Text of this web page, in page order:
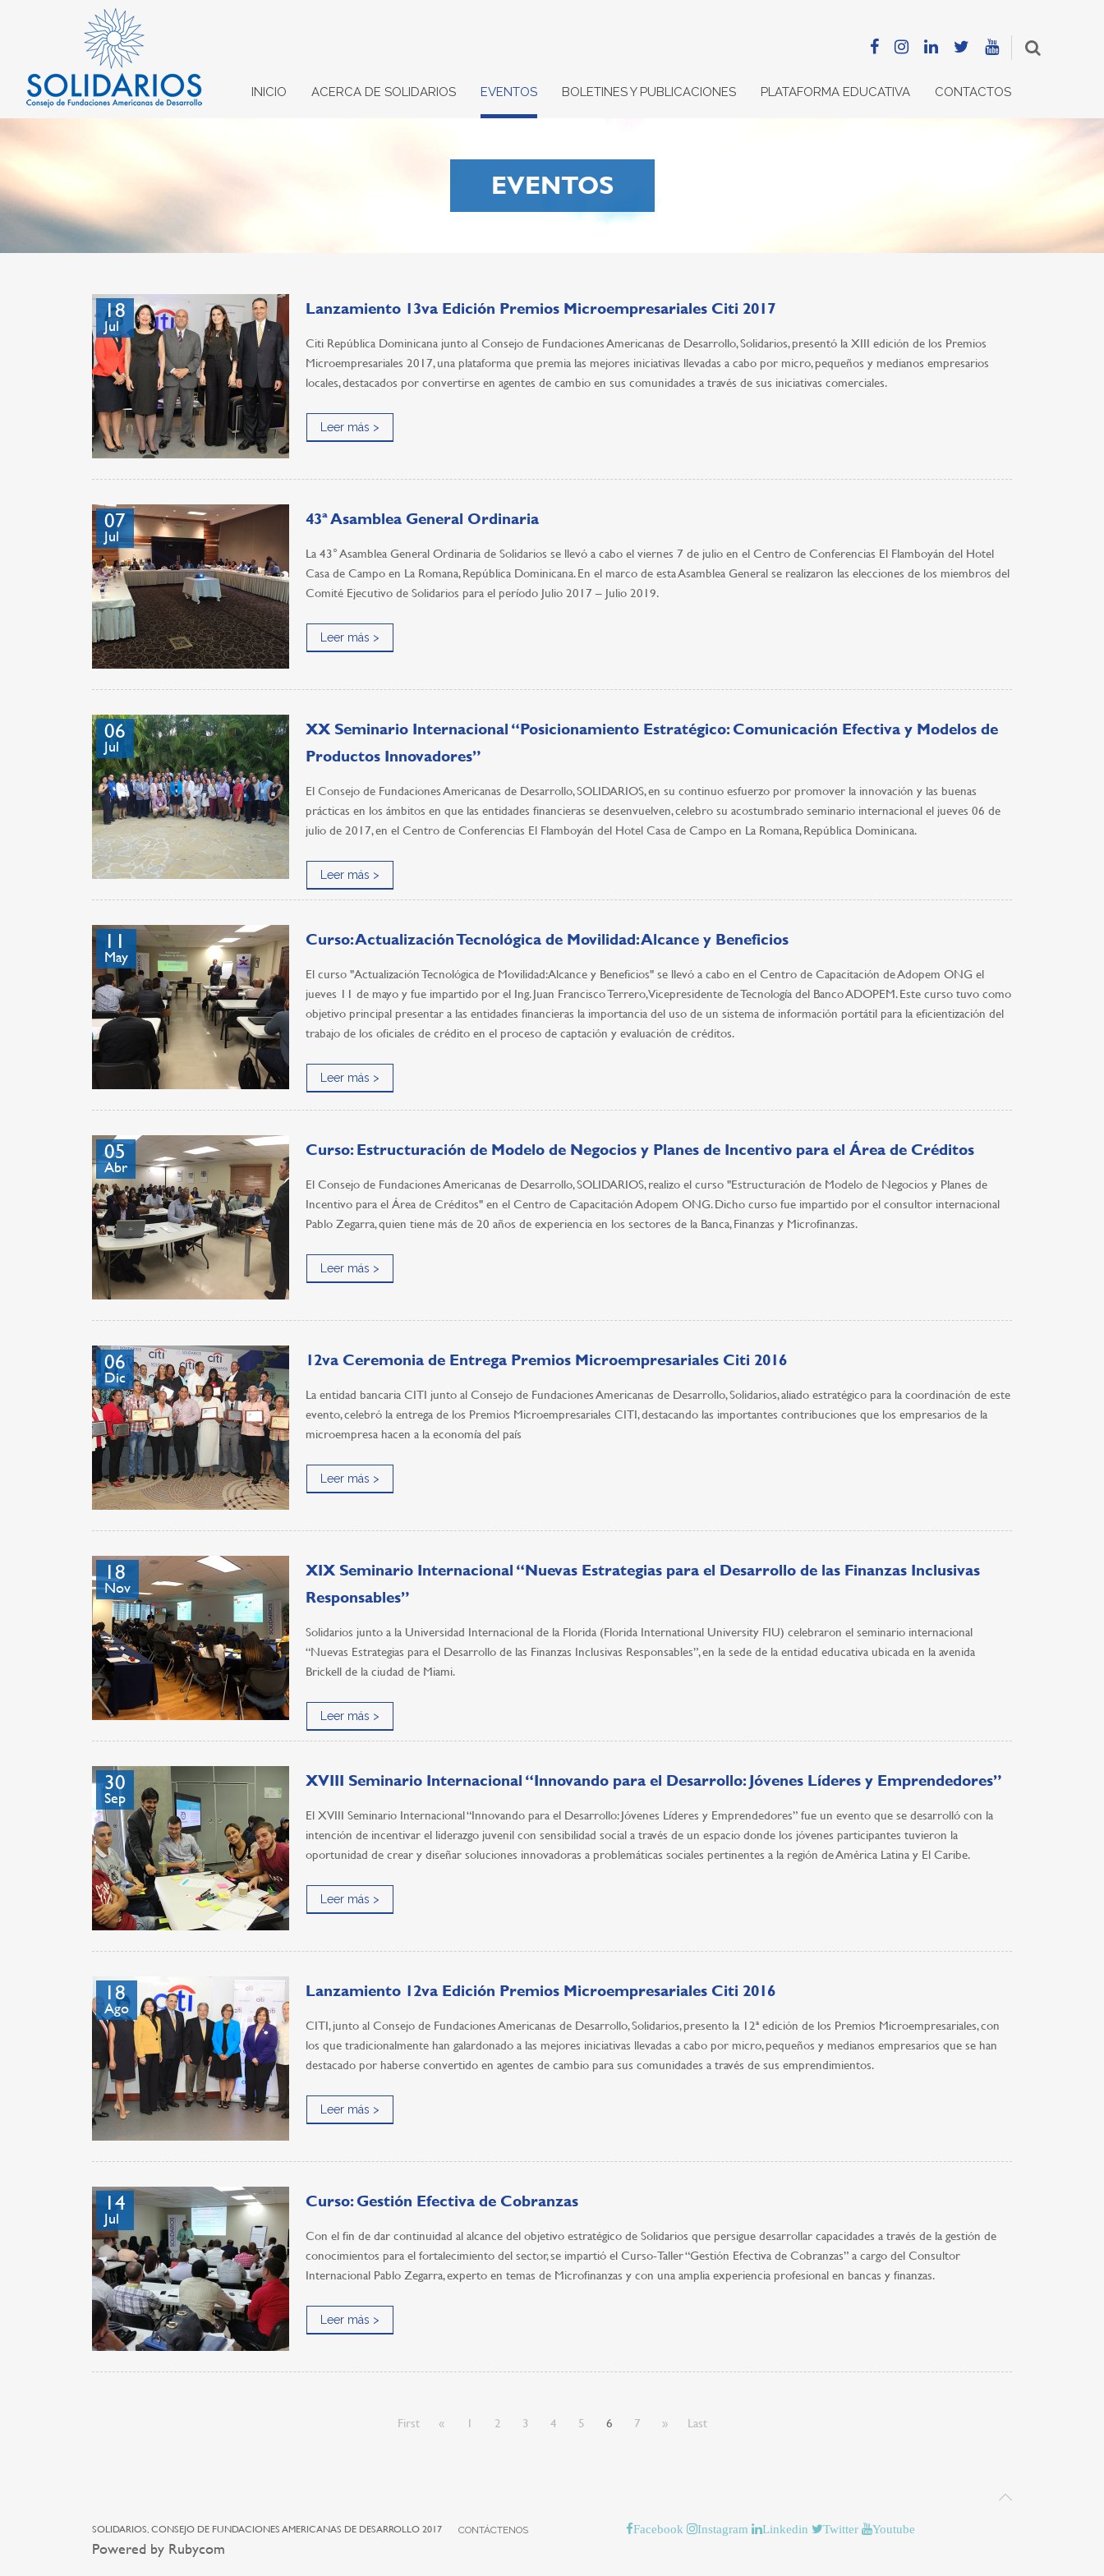
INICIO ACERCA DE SOLIDARIOS EVENTOS BOLETINES Y PUBLICACIONES PLATAFORMA EDUCATIVA CONTACTOS
EVENTOS
18
Jul
Lanzamiento 13va Edición Premios Microempresariales Citi 2017
Citi República Dominicana junto al Consejo de Fundaciones Americanas de Desarrollo, Solidarios, presentó la XIII edición de los Premios
Microempresariales 2017, una plataforma que premia las mejores iniciativas llevadas a cabo por micro, pequeños y medianos empresarios
locales, destacados por convertirse en agentes de cambio en sus comunidades a través de sus iniciativas comerciales.
Leer más >
07
Jul
43ª Asamblea General Ordinaria
La 43° Asamblea General Ordinaria de Solidarios se llevó a cabo el viernes 7 de julio en el Centro de Conferencias El Flamboyán del Hotel
Casa de Campo en La Romana, República Dominicana. En el marco de esta Asamblea General se realizaron las elecciones de los miembros del
Comité Ejecutivo de Solidarios para el período Julio 2017 – Julio 2019.
Leer más >
06
Jul
XX Seminario Internacional “Posicionamiento Estratégico: Comunicación Efectiva y Modelos de
Productos Innovadores”
El Consejo de Fundaciones Americanas de Desarrollo, SOLIDARIOS, en su continuo esfuerzo por promover la innovación y las buenas
prácticas en los ámbitos en que las entidades financieras se desenvuelven, celebro su acostumbrado seminario internacional el jueves 06 de
julio de 2017, en el Centro de Conferencias El Flamboyán del Hotel Casa de Campo en La Romana, República Dominicana.
Leer más >
11
May
Curso: Actualización Tecnológica de Movilidad: Alcance y Beneficios
El curso "Actualización Tecnológica de Movilidad: Alcance y Beneficios" se llevó a cabo en el Centro de Capacitación de Adopem ONG el
jueves 11 de mayo y fue impartido por el Ing. Juan Francisco Terrero, Vicepresidente de Tecnología del Banco ADOPEM. Este curso tuvo como
objetivo principal presentar a las entidades financieras la importancia del uso de un sistema de información portátil para la eficientización del
trabajo de los oficiales de crédito en el proceso de captación y evaluación de créditos.
Leer más >
05
Abr
Curso: Estructuración de Modelo de Negocios y Planes de Incentivo para el Área de Créditos
El Consejo de Fundaciones Americanas de Desarrollo, SOLIDARIOS, realizo el curso "Estructuración de Modelo de Negocios y Planes de
Incentivo para el Área de Créditos" en el Centro de Capacitación Adopem ONG. Dicho curso fue impartido por el consultor internacional
Pablo Zegarra, quien tiene más de 20 años de experiencia en los sectores de la Banca, Finanzas y Microfinanzas.
Leer más >
06
Dic
12va Ceremonia de Entrega Premios Microempresariales Citi 2016
La entidad bancaria CITI junto al Consejo de Fundaciones Americanas de Desarrollo, Solidarios, aliado estratégico para la coordinación de este
evento, celebró la entrega de los Premios Microempresariales CITI, destacando las importantes contribuciones que los empresarios de la
microempresa hacen a la economía del país
Leer más >
18
Nov
XIX Seminario Internacional “Nuevas Estrategias para el Desarrollo de las Finanzas Inclusivas
Responsables”
Solidarios junto a la Universidad Internacional de la Florida (Florida International University FIU) celebraron el seminario internacional
“Nuevas Estrategias para el Desarrollo de las Finanzas Inclusivas Responsables”, en la sede de la entidad educativa ubicada en la avenida
Brickell de la ciudad de Miami.
Leer más >
30
Sep
XVIII Seminario Internacional “Innovando para el Desarrollo: Jóvenes Líderes y Emprendedores”
El XVIII Seminario Internacional “Innovando para el Desarrollo: Jóvenes Líderes y Emprendedores” fue un evento que se desarrolló con la
intención de incentivar el liderazgo juvenil con sensibilidad social a través de un espacio donde los jóvenes participantes tuvieron la
oportunidad de crear y diseñar soluciones innovadoras a problemáticas sociales pertinentes a la región de América Latina y El Caribe.
Leer más >
18
Ago
Lanzamiento 12va Edición Premios Microempresariales Citi 2016
CITI, junto al Consejo de Fundaciones Americanas de Desarrollo, Solidarios, presento la 12ª edición de los Premios Microempresariales, con
los que tradicionalmente han galardonado a las mejores iniciativas llevadas a cabo por micro, pequeños y medianos empresarios que se han
destacado por haberse convertido en agentes de cambio para sus comunidades a través de sus emprendimientos.
Leer más >
14
Jul
Curso: Gestión Efectiva de Cobranzas
Con el fin de dar continuidad al alcance del objetivo estratégico de Solidarios que persigue desarrollar capacidades a través de la gestión de
conocimientos para el fortalecimiento del sector, se impartió el Curso-Taller “Gestión Efectiva de Cobranzas” a cargo del Consultor
Internacional Pablo Zegarra, experto en temas de Microfinanzas y con una amplia experiencia profesional en bancas y finanzas.
Leer más >
First « 1 2 3 4 5 6 7 » Last
SOLIDARIOS, CONSEJO DE FUNDACIONES AMERICANAS DE DESARROLLO 2017
Powered by Rubycom
CONTÁCTENOS Facebook Instagram Linkedin Twitter Youtube